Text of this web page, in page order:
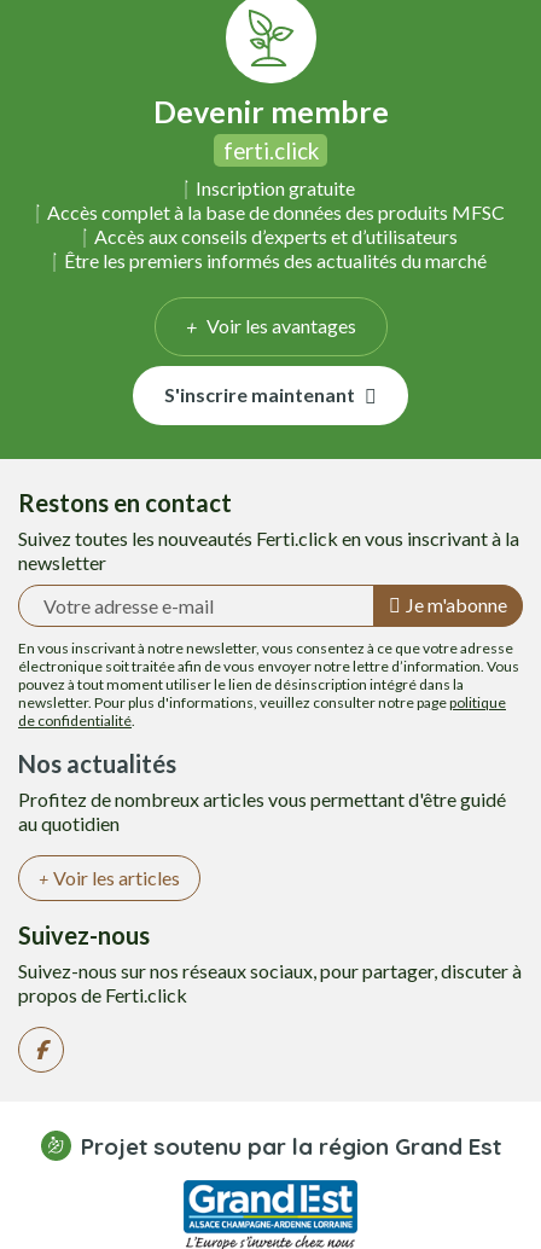
Devenir membre
ferti.click
Inscription gratuite
Accès complet à la base de données des produits MFSC
Accès aux conseils d’experts et d’utilisateurs
Être les premiers informés des actualités du marché
Voir les avantages
S'inscrire maintenant
Restons en contact
Suivez toutes les nouveautés Ferti.click en vous inscrivant à la
newsletter
Je m'abonne
En vous inscrivant à notre newsletter, vous consentez à ce que votre adresse
électronique soit traitée afin de vous envoyer notre lettre d’information. Vous
pouvez à tout moment utiliser le lien de désinscription intégré dans la
newsletter. Pour plus d'informations, veuillez consulter notre pagepolitique
de confidentialité
Nos actualités
Profitez de nombreux articles vous permettant d'être guidé
au quotidien
Voir les articles
Suivez-nous
Suivez-nous sur nos réseaux sociaux, pour partager, discuter à
propos de Ferti.click
Projet soutenu par la région Grand Est